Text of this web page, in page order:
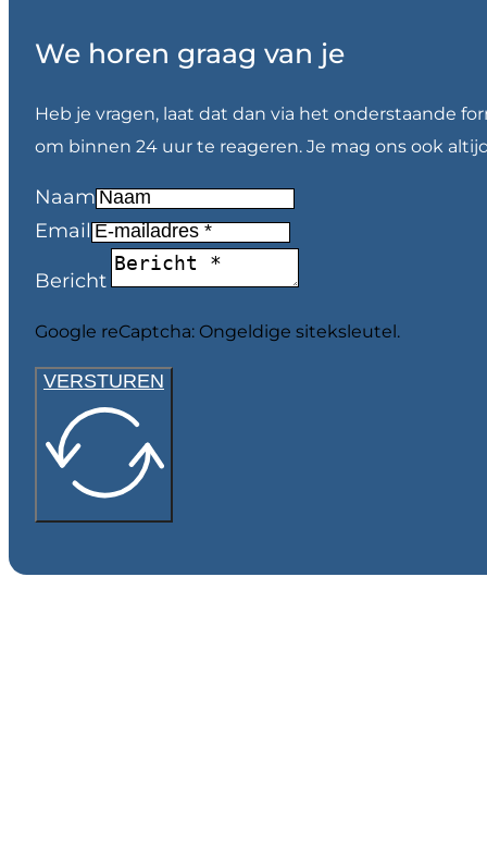
We horen graag van je
Heb je vragen, laat dat dan via het onderstaande
om binnen 24 uur te reageren. Je mag ons ook
Naam
Email
Bericht
Google reCaptcha: Ongeldige siteksleutel.
VERSTUREN